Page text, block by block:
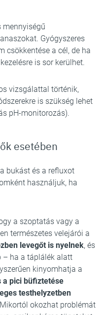
mennyiségű
Gyógyszeres
csökkentése a cél, de ha
is sor kerülhet.
vizsgálattal történik,
is szükség lehet
pH-monitorozás).
esetében
bukást és a refluxot
használjuk, ha
a szoptatás vagy a
természetes velejárói a
levegőt is nyelnek, és
– ha a táplálék alatt
kinyomhatja a
a pici büfiztetése
testhelyzetben
okozhat problémát